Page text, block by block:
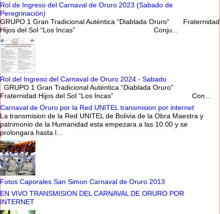
Rol de Ingreso del Carnaval de Oruro 2023 (Sabado de
Peregrinación)
GRUPO 1 Gran Tradicional Auténtica “Diablada Oruro” Fraternidad
Hijos del Sol “Los Incas” Conju...
Rol del Ingreso del Carnaval de Oruro 2024 - Sabado
GRUPO 1 Gran Tradicional Auténtica “Diablada Oruro”
Fraternidad Hijos del Sol “Los Incas” Con...
Carnaval de Oruro por la Red UNITEL transmision por internet
La transmision de la Red UNITEL de Bolivia de la Obra Maestra y
patrimonio de la Humanidad esta empezara a las 10:00 y se
prolongara hasta l...
Fotos Caporales San Simon Carnaval de Oruro 2013
EN VIVO TRANSMISION DEL CARNAVAL DE ORURO POR
INTERNET